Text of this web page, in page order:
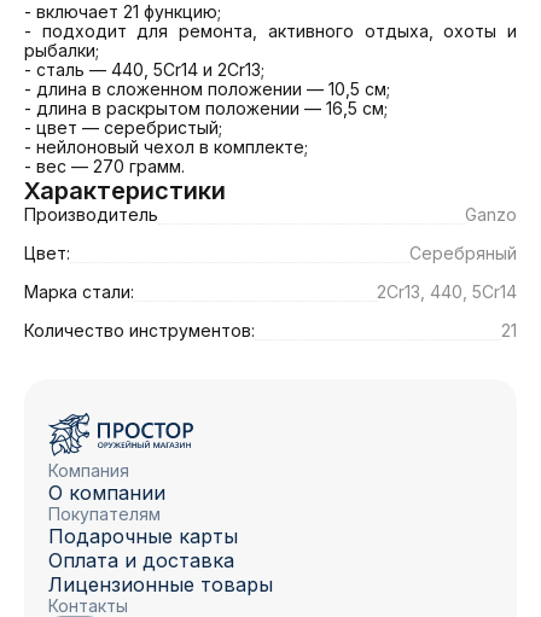
- включает 21 функцию;
- подходит для ремонта, активного отдыха, охоты и
рыбалки;
- сталь — 440, 5Cr14 и 2Cr13;
- длина в сложенном положении — 10,5 см;
- длина в раскрытом положении — 16,5 см;
- цвет — серебристый;
- нейлоновый чехол в комплекте;
- вес — 270 грамм.
Характеристики
Производитель
Ganzo
Цвет:
Серебряный
Марка стали:
2Cr13, 440, 5Cr14
Количество инструментов:
21
Компания
О компании
Покупателям
Подарочные карты
Оплата и доставка
Лицензионные товары
Контакты